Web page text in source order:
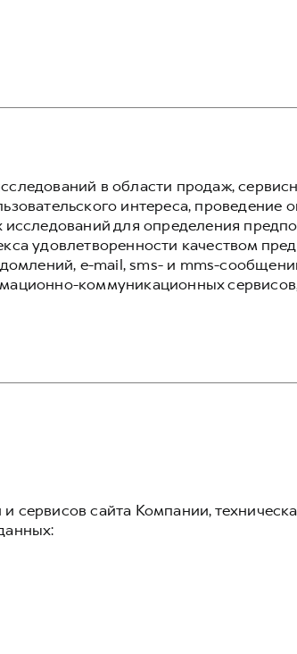
в области продаж,
интереса, проведение
для определения
удовлетворенности качеством
e-mail, sms- и mms-
коммуникационных сервисов,
сервисов сайта Компании,